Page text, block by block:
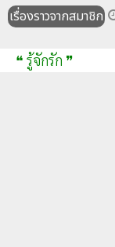
เรื่องราวจากสมาชิก
❝ รู้จักรัก ❞